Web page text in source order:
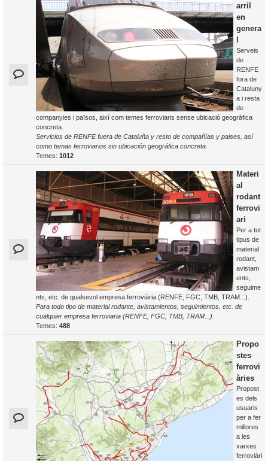
arril
en
genera
Serveis
de
RENFE
fora de
Cataluny
a i resta
de
companyies i països, així com temes ferroviaris sense ubicació geogràfica
concreta.
Servicios de RENFE fuera de Cataluña y resto de compañías y paises, así
como temas ferroviarios sin ubicación geográfica concreta.
Temes: 1012
Materi
al
rodant
ferrovi
ari
Per a tot
tipus de
material
rodant,
avistam
ents,
seguime
nts, etc. de qualsevol empresa ferroviària (RENFE, FGC, TMB, TRAM...).
Para todo tipo de material rodante, avistamientos, seguimientos, etc. de
cualquier empresa ferroviaria (RENFE, FGC, TMB, TRAM...).
Temes: 488
Propo
stes
ferrovi
àries
Propost
es dels
usuaris
per a fer
millores
a les
xarxes
ferroviàri